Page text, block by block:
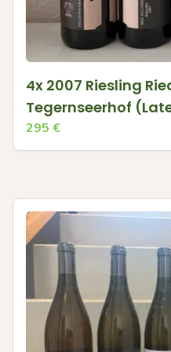
4x 2007 Riesling
Tegernseerhof
295 €